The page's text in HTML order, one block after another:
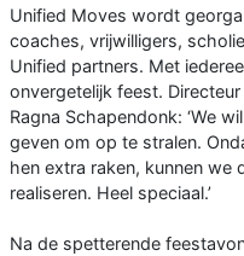
Unified Moves wordt
coaches, vrijwilligers,
Unified partners. Met
onvergetelijk feest.
Ragna Schapendonk: ‘We
geven om op te stralen.
hen extra raken, kunnen we
realiseren. Heel speciaal.’
Na de spetterende